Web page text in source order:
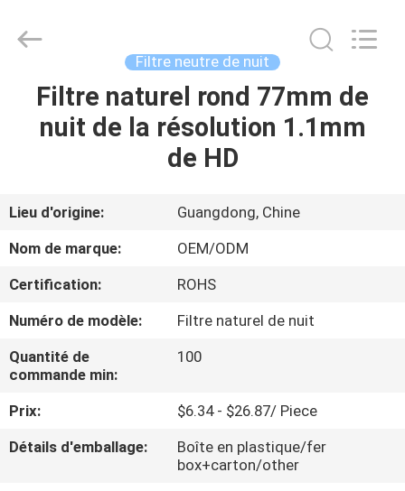
MAISON
AU
SUJET
DE
VISITE
CONTRÔLE
Technology
Reserved.
Filtre neutre de nuit
Filtre naturel rond 77mm de
nuit de la résolution 1.1mm
de HD
Lieu d'origine:
Guangdong, Chine
Nom de marque:
OEM/ODM
Certification:
ROHS
Numéro de modèle:
Filtre naturel de nuit
Quantité de
commande min:
100
Prix:
$6.34 - $26.87/ Piece
Détails d'emballage:
Boîte en plastique/fer
box+carton/other